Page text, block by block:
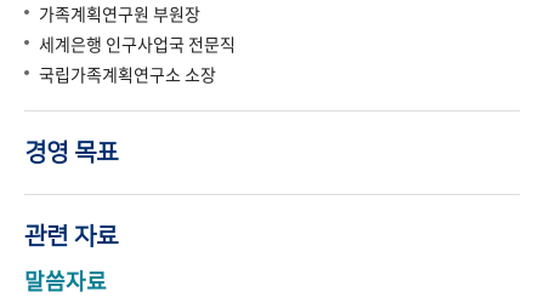
가족계획연구원 부원장
세계은행 인구사업국 전문직
국립가족계획연구소 소장
경영 목표
관련 자료
말씀자료